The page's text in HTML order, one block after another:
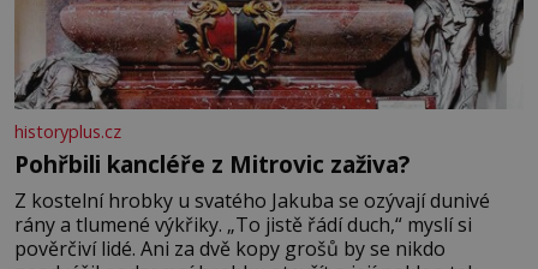
historyplus.cz
Pohřbili kancléře z Mitrovic zaživa?
Z kostelní hrobky u svatého Jakuba se ozývají dunivé
rány a tlumené výkřiky. „To jistě řádí duch,“ myslí si
pověrčiví lidé. Ani za dvě kopy grošů by se nikdo